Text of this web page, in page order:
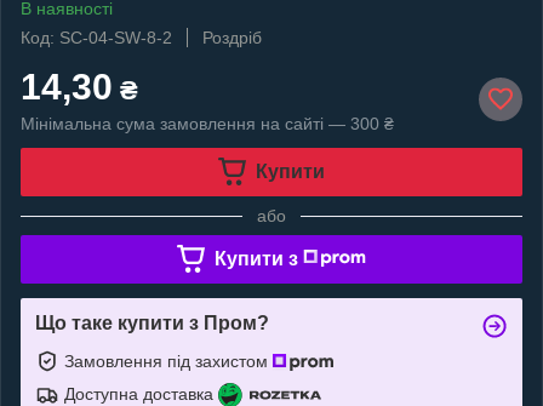
В наявності
Код: SC-04-SW-8-2
Роздріб
14,30 ₴
Мінімальна сума замовлення на сайті — 300 ₴
Купити
або
Купити з
Що таке купити з Пром?
Замовлення під захистом
Доступна доставка